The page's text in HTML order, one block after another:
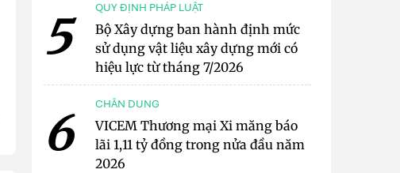
5 QUY ĐỊNH PHÁP LUẬT
Bộ Xây dựng ban hành định mức
sử dụng vật liệu xây dựng mới có
hiệu lực từ tháng 7/2026
6 CHÂN DUNG
VICEM Thương mại Xi măng báo
lãi 1,11 tỷ đồng trong nửa đầu năm
2026